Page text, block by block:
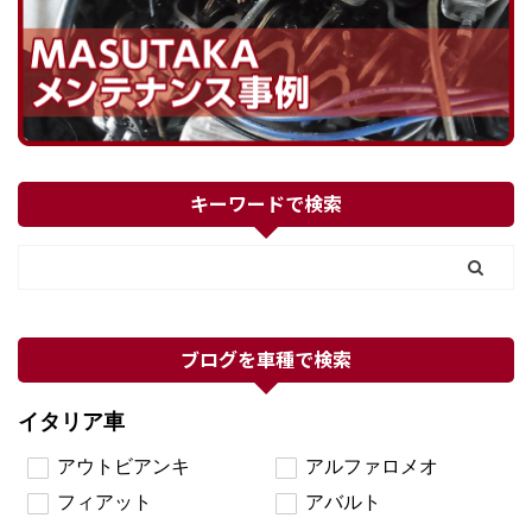
キーワードで検索
ブログを車種で検索
イタリア車
アウトビアンキ
アルファロメオ
フィアット
アバルト